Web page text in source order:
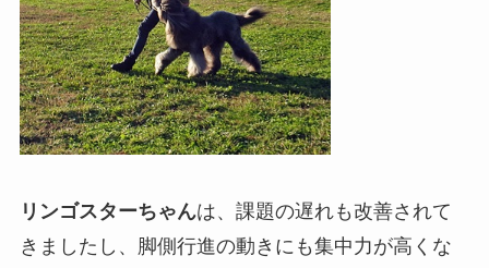
リンゴスターちゃんは、課題の遅れも改善されて
きましたし、脚側行進の動きにも集中力が高くな